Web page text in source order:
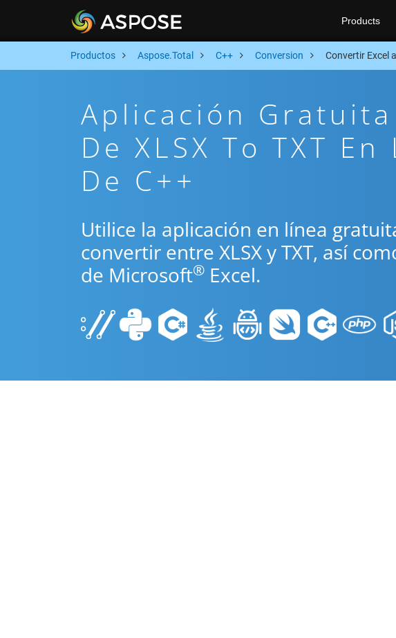
Products
Productos Aspose.Total C++ Conversion Convertir Excel
Aplicación
De XLSX To TXT
De C++
Utilice la aplicación en línea
convertir entre XLSX y TXT, así
de Microsoft® Excel.